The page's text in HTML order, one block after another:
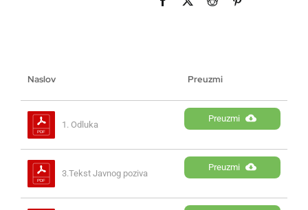
Naslov Preuzmi
1. Odluka
Preuzmi
3.Tekst Javnog poziva
Preuzmi